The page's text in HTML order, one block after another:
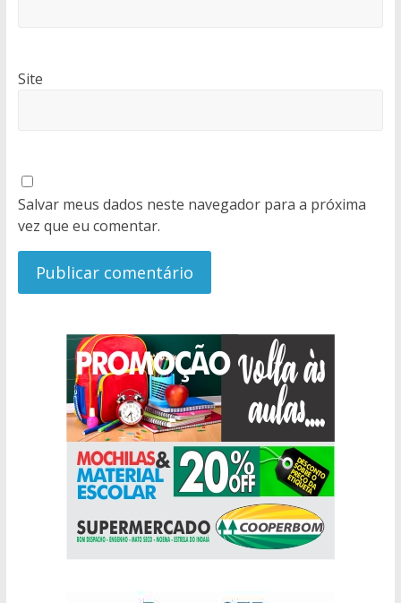
Site
Salvar meus dados neste navegador para a próxima
vez que eu comentar.